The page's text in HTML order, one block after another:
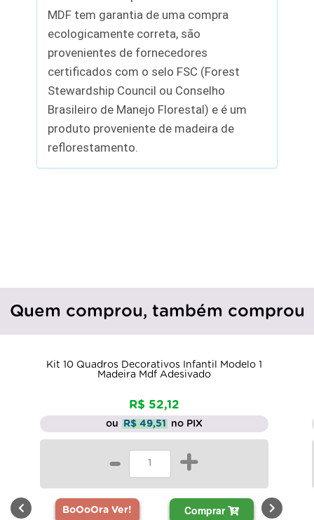
MDF tem garantia de uma compra
ecologicamente correta, são
provenientes de fornecedores
certificados com o selo FSC (Forest
Stewardship Council ou Conselho
Brasileiro de Manejo Florestal) e é um
produto proveniente de madeira de
reflorestamento.
Quem comprou, também comprou
Kit 10 Quadros Decorativos Infantil Modelo 1
Madeira Mdf Adesivado
R$ 52,12
ou R$ 49,51 no PIX
- +
BoOoOra Ver! Comprar